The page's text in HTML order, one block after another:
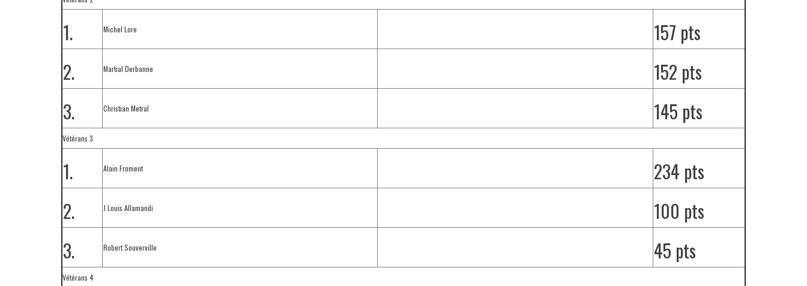
1. Michel Lore
157 pts
2.
Martial Derbanne
152 pts
3.
Christian Metral 145 pts
Vétérans 3
1. Alain Froment
234 pts
2.
J Louis Allamandi
100 pts
3.
Robert Souverville 45 pts
Vétérans 4